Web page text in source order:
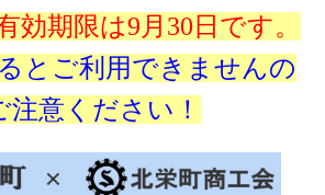
効期限は9月30日です。
とご利用できませんの
注意ください！